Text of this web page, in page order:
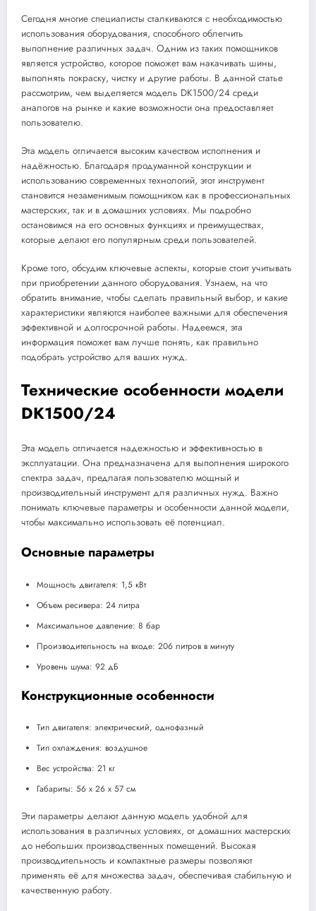
Сегодня многие специалисты сталкиваются с необходимостью
использования оборудования, способного облегчить
выполнение различных задач. Одним из таких помощников
является устройство, которое поможет вам накачивать шины,
выполнять покраску, чистку и другие работы. В данной статье
рассмотрим, чем выделяется модель DK1500/24 среди
аналогов на рынке и какие возможности она предоставляет
пользователю.
Эта модель отличается высоким качеством исполнения и
надёжностью. Благодаря продуманной конструкции и
использованию современных технологий, этот инструмент
становится незаменимым помощником как в профессиональных
мастерских, так и в домашних условиях. Мы подробно
остановимся на его основных функциях и преимуществах,
которые делают его популярным среди пользователей.
Кроме того, обсудим ключевые аспекты, которые стоит учитывать
при приобретении данного оборудования. Узнаем, на что
обратить внимание, чтобы сделать правильный выбор, и какие
характеристики являются наиболее важными для обеспечения
эффективной и долгосрочной работы. Надеемся, эта
информация поможет вам лучше понять, как правильно
подобрать устройство для ваших нужд.
Технические особенности модели
DK1500/24
Эта модель отличается надежностью и эффективностью в
эксплуатации. Она предназначена для выполнения широкого
спектра задач, предлагая пользователю мощный и
производительный инструмент для различных нужд. Важно
понимать ключевые параметры и особенности данной модели,
чтобы максимально использовать её потенциал.
Основные параметры
Мощность двигателя: 1,5 кВт
Объем ресивера: 24 литра
Максимальное давление: 8 бар
Производительность на входе: 206 литров в минуту
Уровень шума: 92 дБ
Конструкционные особенности
Тип двигателя: электрический, однофазный
Тип охлаждения: воздушное
Вес устройства: 21 кг
Габариты: 56 x 26 x 57 см
Эти параметры делают данную модель удобной для
использования в различных условиях, от домашних мастерских
до небольших производственных помещений. Высокая
производительность и компактные размеры позволяют
применять её для множества задач, обеспечивая стабильную и
качественную работу.